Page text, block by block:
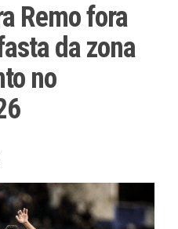
Remo fora
da zona
no